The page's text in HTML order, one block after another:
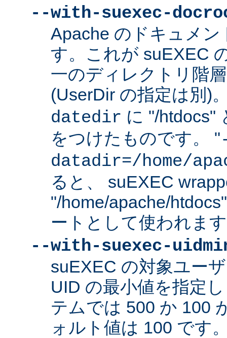
--with-suexec-
Apache のドキュメ
す。これが suEXEC
一のディレクトリ階
(UserDir の指定は別)
datedir に "/htdocs"
をつけたものです。 "
datadir=/home/
ると、 suEXEC
"/home/apache/
ートとして使われま
--with-suexec-
suEXEC の対象ユー
UID の最小値を指定
テムでは 500 か 100
ォルト値は 100 です